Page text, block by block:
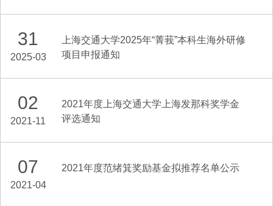
31
2025-03
上海交通大学2025年“菁莪”本科生海外研修
项目申报通知
02
2021-11
2021年度上海交通大学上海发那科奖学金
评选通知
07
2021-04
2021年度范绪箕奖励基金拟推荐名单公示